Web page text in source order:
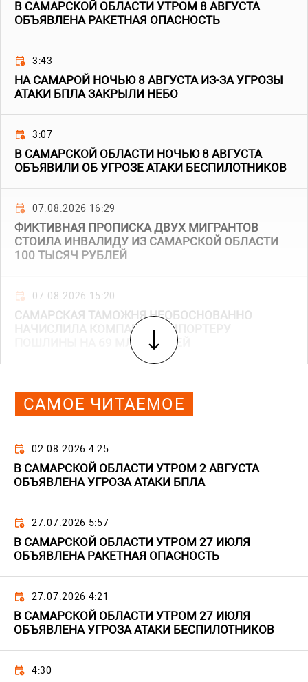
В САМАРСКОЙ ОБЛАСТИ УТРОМ 8 АВГУСТА
ОБЪЯВЛЕНА РАКЕТНАЯ ОПАСНОСТЬ
3:43
НА САМАРОЙ НОЧЬЮ 8 АВГУСТА ИЗ-ЗА УГРОЗЫ
АТАКИ БПЛА ЗАКРЫЛИ НЕБО
3:07
В САМАРСКОЙ ОБЛАСТИ НОЧЬЮ 8 АВГУСТА
ОБЪЯВИЛИ ОБ УГРОЗЕ АТАКИ БЕСПИЛОТНИКОВ
07.08.2026 16:29
ФИКТИВНАЯ ПРОПИСКА ДВУХ МИГРАНТОВ
СТОИЛА ИНВАЛИДУ ИЗ САМАРСКОЙ ОБЛАСТИ
100 ТЫСЯЧ РУБЛЕЙ
07.08.2026 15:20
САМАРСКАЯ ТАМОЖНЯ НЕОБОСНОВАННО
НАЧИСЛИЛА КОМПАНИИ-ИМПОРТЕРУ
ПОШЛИНЫ НА 69 МЛН РУБЛЕЙ
САМОЕ ЧИТАЕМОЕ
02.08.2026 4:25
В САМАРСКОЙ ОБЛАСТИ УТРОМ 2 АВГУСТА
ОБЪЯВЛЕНА УГРОЗА АТАКИ БПЛА
27.07.2026 5:57
В САМАРСКОЙ ОБЛАСТИ УТРОМ 27 ИЮЛЯ
ОБЪЯВЛЕНА РАКЕТНАЯ ОПАСНОСТЬ
27.07.2026 4:21
В САМАРСКОЙ ОБЛАСТИ УТРОМ 27 ИЮЛЯ
ОБЪЯВЛЕНА УГРОЗА АТАКИ БЕСПИЛОТНИКОВ
4:30